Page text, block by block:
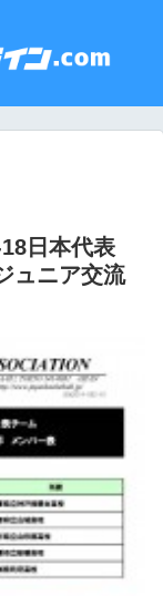
日本代表
ュニア交流